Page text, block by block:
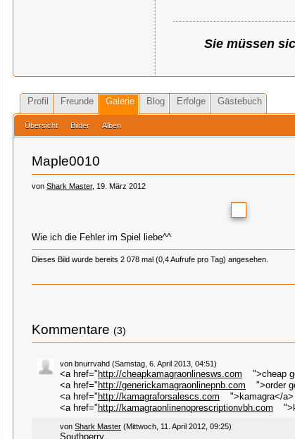
Sie müssen
Profil Freunde Galerie Blog Erfolge Gästebuch
Übersicht Bilder Alben
Maple0010
von Shark Master, 19. März 2012
Wie ich die Fehler im Spiel liebe^^
Dieses Bild wurde bereits 2 078 mal (0,4 Aufrufe pro Tag) angesehen.
Kommentare (3)
von bnurrvahd (Samstag, 6. April 2013, 04:51)
<a href=" http://cheapkamagraonlinesws.com
">cheap
<a href=" http://generickamagraonlinepnb.com
">order
<a href=" http://kamagraforsalescs.com
">kamagra</a>
<a href=" http://kamagraonlinenoprescriptionvbh.com
von Shark Master (Mittwoch, 11. April 2012, 09:25)
Southperry